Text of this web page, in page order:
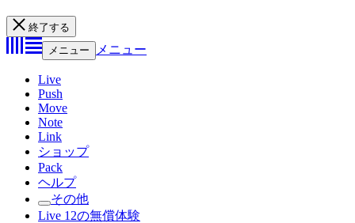
終了する
メニュー
メニュー
Live
Push
Move
Note
Link
ショップ
Pack
ヘルプ
その他
Live 12の無償体験